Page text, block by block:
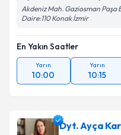
Akdeniz Mah. Gaziosman Paşa
Daire:110 Konak İzmir
En Yakın Saatler
Yarın
10:00
Yarın
10:15
Dyt. Ayça